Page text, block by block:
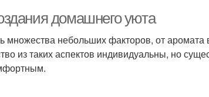
домашнего уюта
небольших факторов, от аромата
из таких аспектов индивидуальны, но